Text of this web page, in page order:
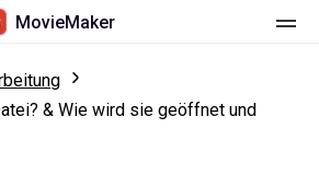
MovieMaker
& Wie wird sie geöffnet und